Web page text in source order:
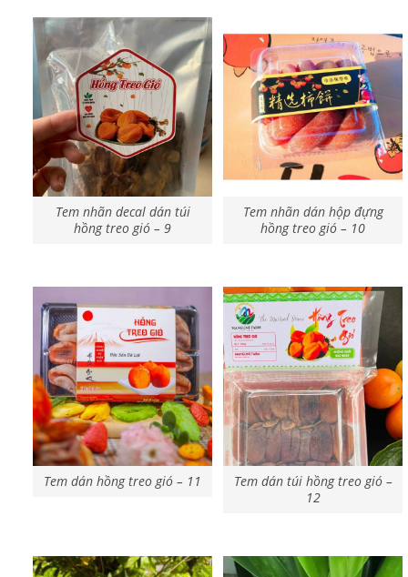
Tem nhãn decal dán túi
hồng treo gió – 9
Tem nhãn dán hộp đựng
hồng treo gió – 10
Tem dán hồng treo gió – 11
Tem dán túi hồng treo gió –
12